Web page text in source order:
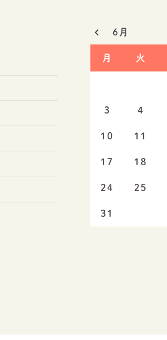
月 火
6月
3 4
10 11
17 18
24 25
31